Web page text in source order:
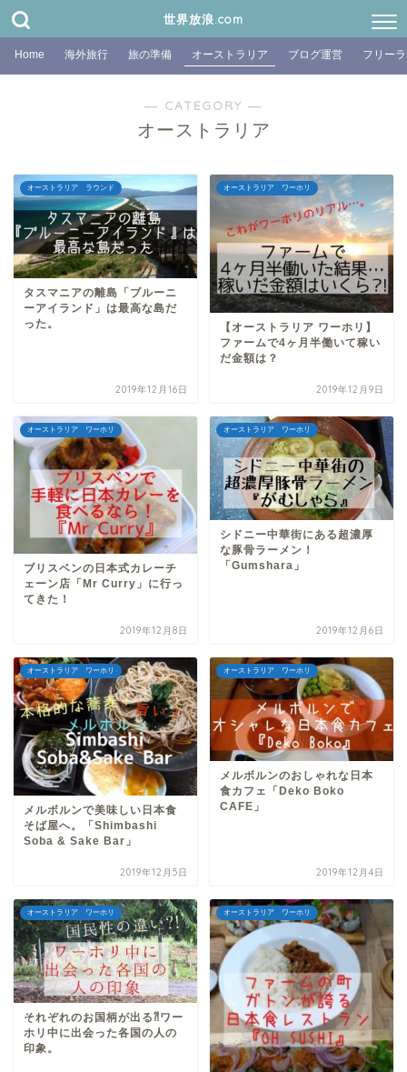
世界放浪.com
Home 海外旅行 旅の準備 オーストラリア ブログ運営 フリー
― CATEGORY ―
オーストラリア
オーストラリア ラウンド
タスマニアの離島「ブルーニ
ーアイランド」は最高な島だ
った。
2019年12月16日
オーストラリア ワーホリ
【オーストラリア ワーホリ】
ファームで4ヶ月半働いて稼い
だ金額は？
2019年12月9日
オーストラリア ワーホリ
ブリスベンの日本式カレーチ
ェーン店「Mr Curry」に行っ
てきた！
2019年12月8日
オーストラリア ワーホリ
シドニー中華街にある超濃厚
な豚骨ラーメン！
「Gumshara」
2019年12月6日
オーストラリア ワーホリ
メルボルンで美味しい日本食
そば屋へ。「Shimbashi
Soba & Sake Bar」
2019年12月5日
オーストラリア ワーホリ
メルボルンのおしゃれな日本
食カフェ「Deko Boko
CAFE」
2019年12月4日
オーストラリア ワーホリ
それぞれのお国柄が出る⁈ワー
ホリ中に出会った各国の人の
印象。
オーストラリア ワーホリ